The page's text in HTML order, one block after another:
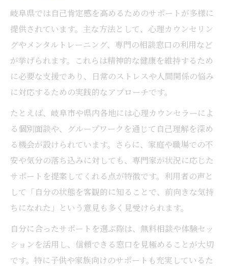
岐阜県では自己肯定感を高めるためのサポートが多様に
提供されています。主な方法として、心理カウンセリン
グやメンタルトレーニング、専門の相談窓口の利用など
が挙げられます。これらは精神的な健康を維持するため
に必要な支援であり、日常のストレスや人間関係の悩み
に対応するための実践的なアプローチです。
たとえば、岐阜市や県内各地には心理カウンセラーによ
る個別面談や、グループワークを通じて自己理解を深め
る機会が設けられています。さらに、家庭や職場での不
安や気分の落ち込みに対しても、専門家が状況に応じた
サポートを提案してくれる点が特徴です。利用者の声と
して「自分の状態を客観的に知ることで、前向きな気持
ちになれた」という意見も多く見受けられます。
自分に合ったサポートを選ぶ際は、無料相談や体験セッ
ションを活用し、信頼できる窓口を見極めることが大切
です。特に子供や家族向けのサポートも充実しているた